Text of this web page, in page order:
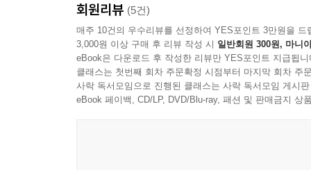
제2장 서양 현대사에 나타난 기독교 역사 499
1. 제국주의 시대와 기독교 선교 500
2. 신정통주의 신학 504
3. 고백 교회 운동과 바르멘 선언 512
4. 교회 연합 운동: 에큐메니컬 운동 519
리스어 이콘(εικόν, εἰκών)에서 유래하였다. 기독
한다. 이콘을 포함한 성상은 중세 기독교 세계가
---p.184
하일스호프 미술관 정원에는 “여기서 마르틴 루터
세, 대주교가 앉았던 자리를 표시하고 있다. A.D.
회원리뷰 (5건)
매주 10건의 우수리뷰를 선정하여 YES포인트 3만원을 드
3,000원 이상 구매 후 리뷰 작성 시 일반회원 300원, 마니
eBook은 다운로드 후 작성한 리뷰만 YES포인트 지급됩니
클래스는 첫번째 회차 주문확정 시점부터 마지막 회차 주
사락 독서모임으로 진행된 클래스는 사락 독서모임 게시
eBook 페이백, CD/LP, DVD/Blu-ray, 패션 및 판매금지 상